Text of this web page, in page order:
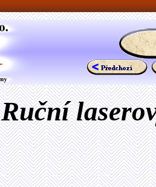
Ruční